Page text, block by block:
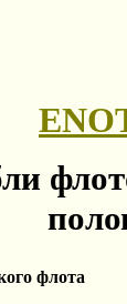
флота